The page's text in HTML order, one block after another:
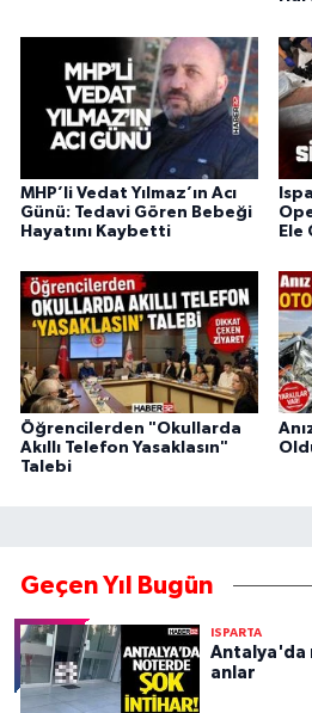
MHP’li Vedat Yılmaz’ın Acı
Günü: Tedavi Gören Bebeği
Hayatını Kaybetti
Ele
Öğrencilerden "Okullarda
Akıllı Telefon Yasaklasın"
Talebi
Geçen Yıl Bugün
ISPARTA
Antalya'da
anlar